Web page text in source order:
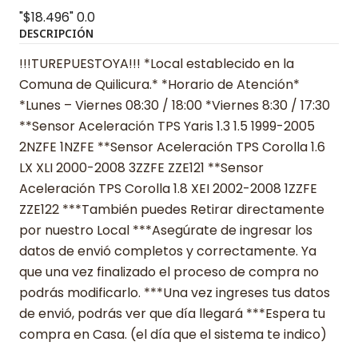
"$18.496"0.0
DESCRIPCIÓN
!!!TUREPUESTOYA!!! *Local establecido en la
Comuna de Quilicura.* *Horario de Atención*
*Lunes – Viernes 08:30 / 18:00 *Viernes 8:30 / 17:30
**Sensor Aceleración TPS Yaris 1.3 1.5 1999-2005
2NZFE 1NZFE **Sensor Aceleración TPS Corolla 1.6
LX XLI 2000-2008 3ZZFE ZZE121 **Sensor
Aceleración TPS Corolla 1.8 XEI 2002-2008 1ZZFE
ZZE122 ***También puedes Retirar directamente
por nuestro Local ***Asegúrate de ingresar los
datos de envió completos y correctamente. Ya
que una vez finalizado el proceso de compra no
podrás modificarlo. ***Una vez ingreses tus datos
de envió, podrás ver que día llegará ***Espera tu
compra en Casa. (el día que el sistema te indico)